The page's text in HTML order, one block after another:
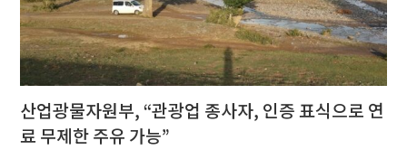
산업광물자원부, “관광업 종사자, 인증 표식으로 연
료 무제한 주유 가능”